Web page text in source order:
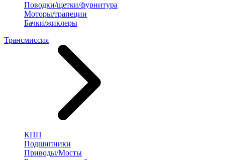
Поводки/щетки/фурнитура
Моторы/трапеции
Бачки/жиклеры
Трансмиссия
КПП
Подшипники
Приводы/Мосты